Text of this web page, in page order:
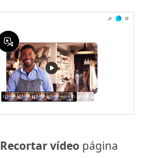
Recortar vídeo página